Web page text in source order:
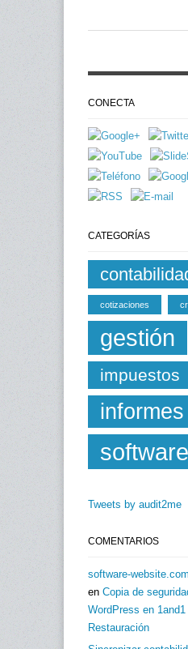
CONECTA
CATEGORÍAS
cotizaciones
gestión
impuestos
informes
software
Tweets by audit2me
COMENTARIOS
software-
en Copia de
WordPress en
Restauración